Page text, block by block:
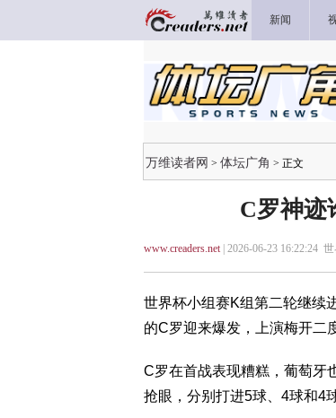
新闻
万维读者网 > 体坛广角 > 正文
C罗神迹
www.creaders.net| 2026-06-23 16:22:24 世
世界杯小组赛K组第二轮继续
的C罗迎来爆发，上演梅开二
C罗在首战表现糟糕，葡萄牙
抢眼，分别打进5球、4球和4